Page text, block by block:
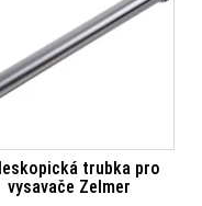
trubka pro
vysavače Zelmer